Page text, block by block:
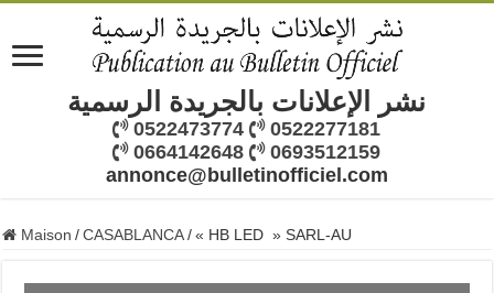
نشر الإعلانات بالجريدة الرسمية
0522473774
0522277181
0664142648
0693512159
annonce@bulletinofficiel.com
Maison / CASABLANCA / « HB LED » SARL-AU